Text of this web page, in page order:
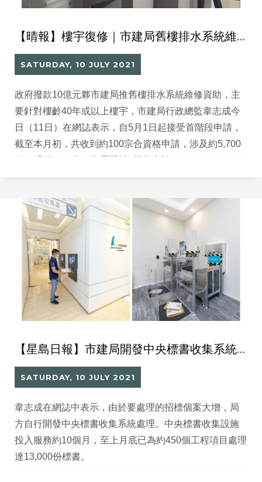
【晴報】樓宇復修｜市建局舊樓排水系統維修資助 首階段接100宗申請涉5700伙
SATURDAY, 10 JULY 2021
政府撥款10億元夥市建局推舊樓排水系統維修資助，主
要針對樓齡40年或以上樓宇，市建局行政總監韋志成今
日（11日）在網誌表示，自5月1日起接受首階段申請，
截至本月初，共收到約100宗合資格申請，涉及約5,700
【星島日報】市建局開發中央標書收集系統處理 10個月內處理1.3萬標書
SATURDAY, 10 JULY 2021
韋志成在網誌中表示，由於要處理的招標個案大增，局
方自行開發中央標書收集系統處理。中央標書收集設施
投入服務約10個月，至上月底已為約450個工程項目處理
達13,000份標書。